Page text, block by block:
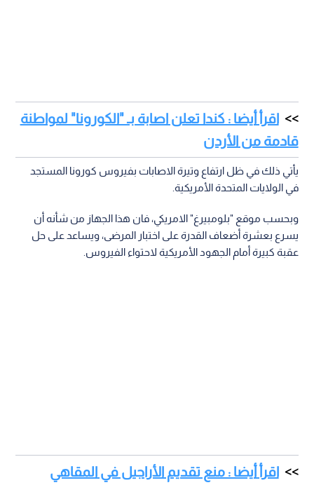
اقرأ أيضا : كندا تعلن اصابة بـ "الكورونا" لمواطنة
قادمة من الأردن
يأتي ذلك في ظل ارتفاع وتيرة الاصابات بفيروس كورونا المستجد
في الولايات المتحدة الأمريكية.
وبحسب موقع "بلومبيرغ" الامريكي، فان هذا الجهاز من شأنه أن
يسرع بعشرة أضعاف القدرة على اختبار المرضى، ويساعد على حل
عقبة كبيرة أمام الجهود الأمريكية لاحتواء الفيروس.
اقرأ أيضا : منع تقديم الأراجيل في المقاهي